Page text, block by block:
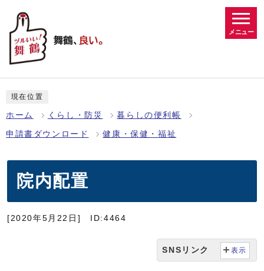
メニュー
現在位置
ホーム くらし・防災 暮らしの便利帳
申請書ダウンロード 健康・保健・福祉
院内配置
[2020年5月22日] ID:4464
SNSリンク 表示